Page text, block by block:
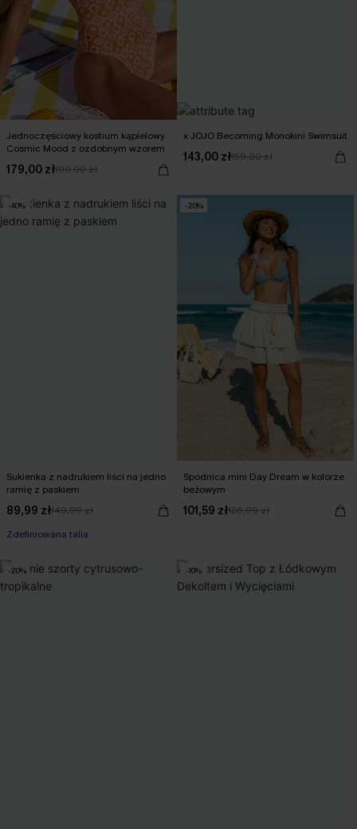
Jednoczęściowy kostium kąpielowy
Cosmic Mood z ozdobnym wzorem
179,00 zł199,00 zł
x JOJO Becoming Monokini Swimsuit
143,00 zł159,00 zł
-40%
Sukienka z nadrukiem liści na jedno
ramię z paskiem
89,99 zł149,99 zł
【JE10】-10% bez minimum
-20%
Spódnica mini Day Dream w kolorze
beżowym
101,59 zł126,99 zł
-20% -10%